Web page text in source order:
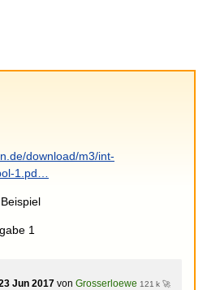
download/m3/int-
1.pd…
1
Jun 2017 von Grosserloewe 121 k 🚀